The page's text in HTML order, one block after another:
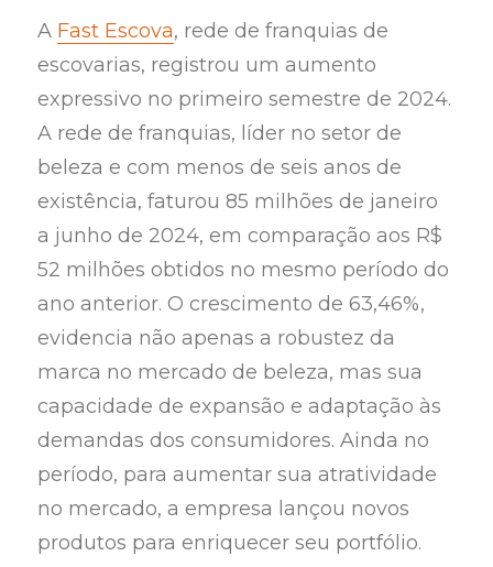
A Fast Escova, rede de franquias de
escovarias, registrou um aumento
expressivo no primeiro semestre de 2024.
A rede de franquias, líder no setor de
beleza e com menos de seis anos de
existência, faturou 85 milhões de janeiro
a junho de 2024, em comparação aos R$
52 milhões obtidos no mesmo período do
ano anterior. O crescimento de 63,46%,
evidencia não apenas a robustez da
marca no mercado de beleza, mas sua
capacidade de expansão e adaptação às
demandas dos consumidores. Ainda no
período, para aumentar sua atratividade
no mercado, a empresa lançou novos
produtos para enriquecer seu portfólio.